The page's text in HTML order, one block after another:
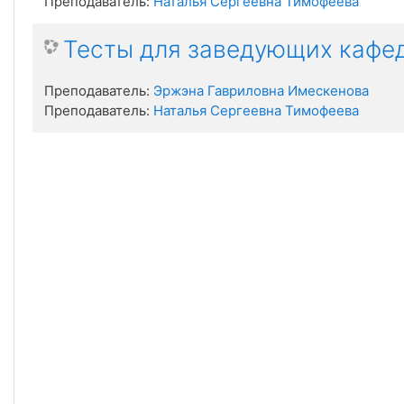
Тесты для заведующих
Преподаватель: Эржэна Гавриловна Имескенова
Преподаватель: Наталья Сергеевна Тимофеева